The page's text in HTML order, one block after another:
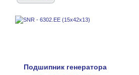
Подшипник генератора